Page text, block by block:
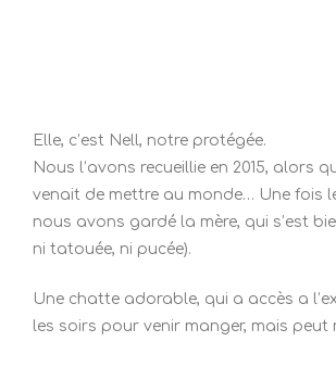
Elle, c’est Nell, notre protégée.
Nous l’avons recueillie en 2015, alors
venait de mettre au monde… Une fois
nous avons gardé la mère, qui s’est
ni tatouée, ni pucée).
Une chatte adorable, qui a accès a
les soirs pour venir manger, mais peut